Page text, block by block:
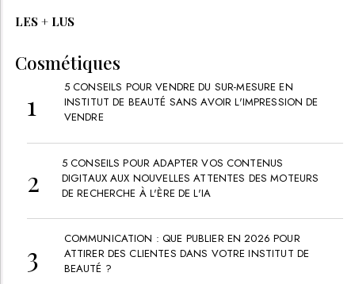
LES + LUS
Cosmétiques
5 CONSEILS POUR VENDRE DU SUR-MESURE EN
INSTITUT DE BEAUTÉ SANS AVOIR L'IMPRESSION DE
VENDRE
5 CONSEILS POUR ADAPTER VOS CONTENUS
DIGITAUX AUX NOUVELLES ATTENTES DES MOTEURS
DE RECHERCHE À L'ÈRE DE L'IA
COMMUNICATION : QUE PUBLIER EN 2026 POUR
ATTIRER DES CLIENTES DANS VOTRE INSTITUT DE
BEAUTÉ ?